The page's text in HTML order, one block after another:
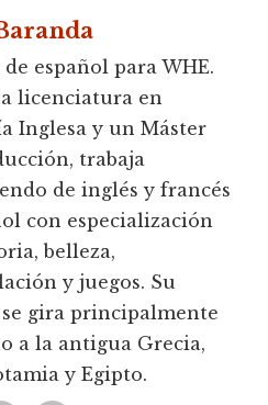
español para WHE.
licenciatura en
Inglesa y un Máster
trabaja
de inglés y francés
con especialización
belleza,
y juegos. Su
gira principalmente
a la antigua Grecia,
y Egipto.